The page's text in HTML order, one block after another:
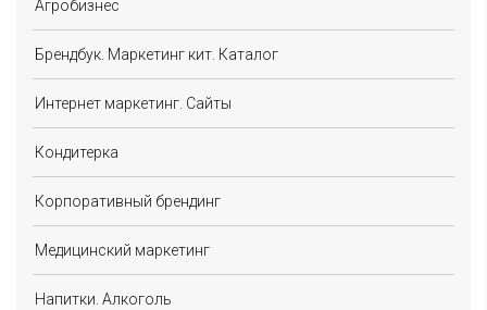
Агробизнес
Брендбук. Маркетинг кит. Каталог
Интернет маркетинг. Сайты
Кондитерка
Корпоративный брендинг
Медицинский маркетинг
Напитки. Алкоголь